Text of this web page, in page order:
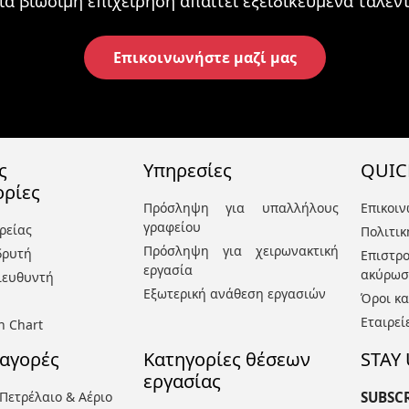
Επικοινωνήστε μαζί μας
Chart
Υπηρεσίες
Πρόσληψη για υπαλλήλους
γραφείου
Πρόσληψη για χειρωνακτική
εργασία
Εξωτερική ανάθεση εργασιών
Όροι
& Αέριο
Κατηγορίες θέσεων
εργασίας